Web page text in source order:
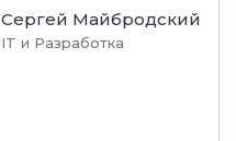
Сергей Майбродский
IT и Разработка